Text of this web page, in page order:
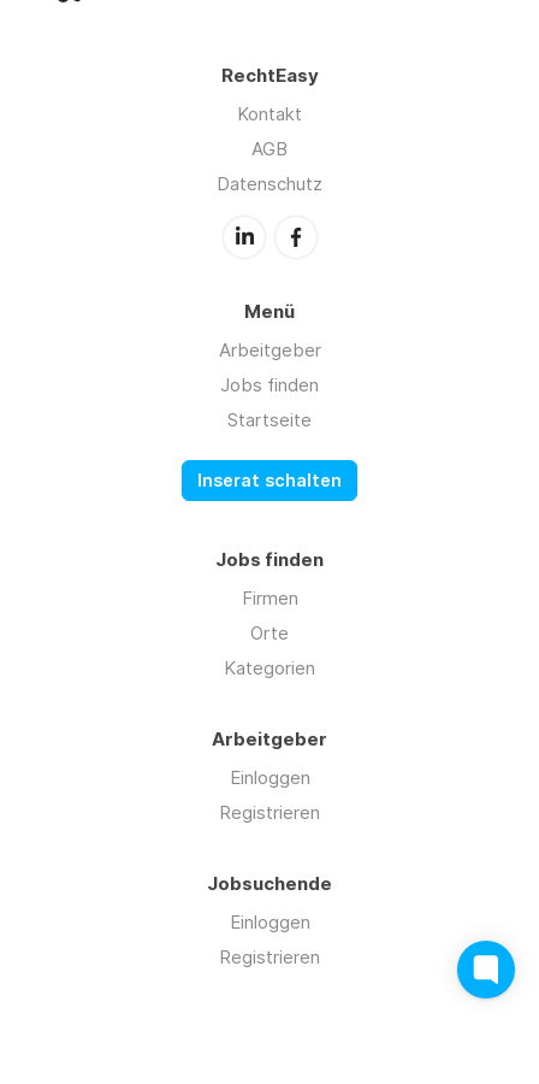
RechtEasy
Kontakt
AGB
Datenschutz
Menü
Arbeitgeber
Jobs finden
Startseite
Inserat schalten
Jobs finden
Firmen
Orte
Kategorien
Arbeitgeber
Einloggen
Registrieren
Jobsuchende
Einloggen
Registrieren